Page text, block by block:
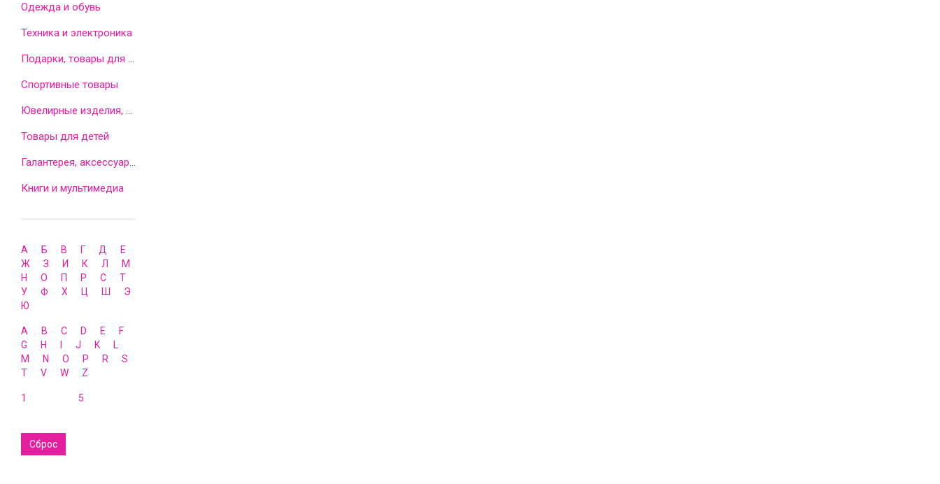
Одежда и обувь
Техника и электроника
Спортивные товары
Товары для детей
Книги и мультимедиа
А Б В Г Д
Е
Ж
З И К Л
М
Н
О П Р С
Т
У
Ф Х Ц Ш
Э
Ю
A B C D E
F
G
H J K
L
M
N O P R
S
T
V W Z
1 5
Сброс